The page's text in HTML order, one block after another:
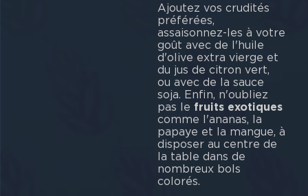
Ajoutez vos crudités
préférées,
assaisonnez-les à votre
goût avec de l'huile
d'olive extra vierge et
du jus de citron vert,
ou avec de la sauce
soja. Enfin, n'oubliez
pas le fruits exotiques
comme l'ananas, la
papaye et la mangue, à
disposer au centre de
la table dans de
nombreux bols
colorés.